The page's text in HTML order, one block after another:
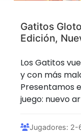
Gatitos
Edición,
Los Gatitos
y con más
Presentamos
juego: nuevo
Jugadores: 2-